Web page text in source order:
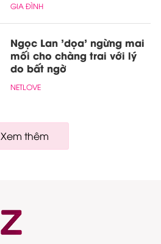
GIA ĐÌNH
Ngọc Lan 'dọa' ngừng mai
mối cho chàng trai với lý
do bất ngờ
NETLOVE
Xem thêm